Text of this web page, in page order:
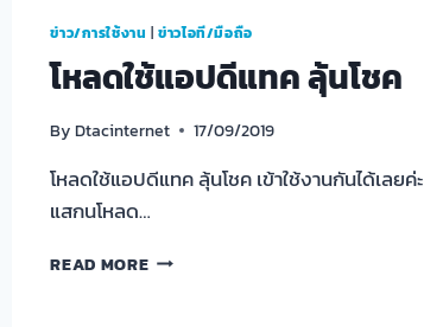
ข่าว/การใช้งาน |ข่าวไอที/มือถือ
โหลดใช้แอปดีแทค ลุ้นโชค
By Dtacinternet 17/09/2019
โหลดใช้แอปดีแทค ลุ้นโชค เข้าใช้งานกันได้เลยค่ะ
แสกนโหลด…
READ MOREโหลด